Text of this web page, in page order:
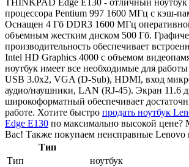
THINKPAD Edge E130 - отличный ноутбук
процессора Pentium 997 1600 МГц с кэш-
Оснащен 4 Гб DDR3 1600 МГц
объемным жестким диском 500 Гб.
производительность обеспечивает
Intel HD Graphics 4000 с объемом
ноутбук имеет все необходимые для
USB 3.0x2, VGA (D-Sub), HDMI, вход
аудио/наушники, LAN (RJ-45). Экран 11.6
широкоформатный обеспечивает
работе. Хотите быстро продать ноутбук
Edge E130 по максимально высокой
Вас! Также покупаем неисправные Lenovo
Тип
Тип
ноутбук